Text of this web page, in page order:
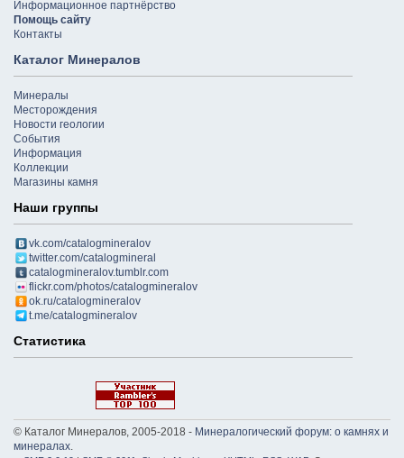
Информационное партнёрство
Помощь сайту
Контакты
Каталог Минералов
Минералы
Месторождения
Новости геологии
События
Информация
Коллекции
Магазины камня
Наши группы
vk.com/catalogmineralov
twitter.com/catalogmineral
catalogmineralov.tumblr.com
flickr.com/photos/catalogmineralov
ok.ru/catalogmineralov
t.me/catalogmineralov
Статистика
© Каталог Минералов, 2005-2018 - Минералогический форум: о камнях и
минералах.